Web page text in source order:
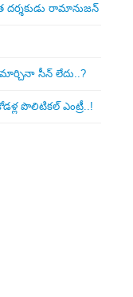
దర్శకుడు రామానుజన్
మార్చినా సీన్ లేదు..?
పొలిటికల్ ఎంట్రీ..!